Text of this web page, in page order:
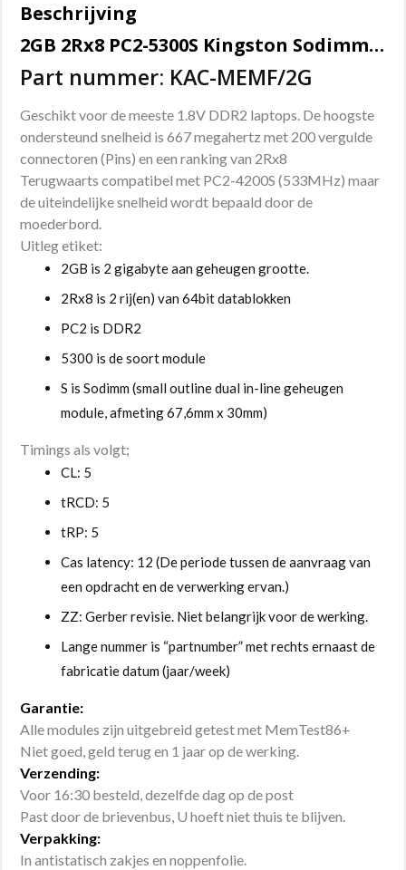
Beschrijving
2GB 2Rx8 PC2-5300S Kingston Sodimm geheugen
Part nummer: KAC-MEMF/2G
Geschikt voor de meeste 1.8V DDR2 laptops. De hoogste
ondersteund snelheid is 667 megahertz met 200 vergulde
connectoren (Pins) en een ranking van 2Rx8
Terugwaarts compatibel met PC2-4200S (533MHz) maar
de uiteindelijke snelheid wordt bepaald door de
moederbord.
Uitleg etiket:
2GB is 2 gigabyte aan geheugen grootte.
2Rx8 is 2 rij(en) van 64bit datablokken
PC2 is DDR2
5300 is de soort module
S is Sodimm (small outline dual in-line geheugen
module, afmeting 67,6mm x 30mm)
Timings als volgt;
CL: 5
tRCD: 5
tRP: 5
Cas latency: 12 (De periode tussen de aanvraag van
een opdracht en de verwerking ervan.)
ZZ: Gerber revisie. Niet belangrijk voor de werking.
Lange nummer is “partnumber” met rechts ernaast de
fabricatie datum (jaar/week)
Garantie:
Alle modules zijn uitgebreid getest met MemTest86+
Niet goed, geld terug en 1 jaar op de werking.
Verzending:
Voor 16:30 besteld, dezelfde dag op de post
Past door de brievenbus, U hoeft niet thuis te blijven.
Verpakking:
In antistatisch zakjes en noppenfolie.